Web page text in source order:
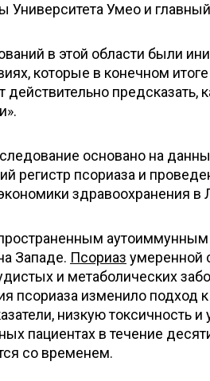
Университета Умео и
в этой области были
которые в конечном
предсказать,
основано на
регистр псориаза и
здравоохранения в
Западе. Псориаз умеренной
и метаболических
псориаза изменило подход
низкую токсичность
пациентах в течение
со временем.